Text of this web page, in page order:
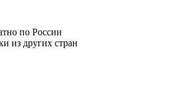
по России
из других стран